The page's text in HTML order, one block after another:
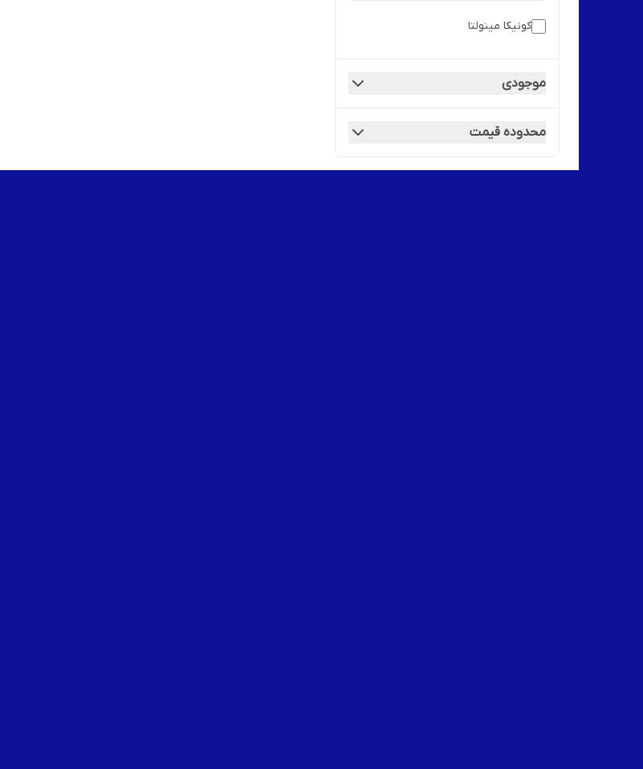
کونیکا مینولتا
موجودی
محدوده قیمت